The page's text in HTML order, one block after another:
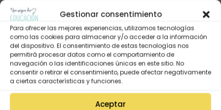
Gestionar consentimiento
Para ofrecer las mejores experiencias, utilizamos tecnologías
como las cookies para almacenar y/o acceder a la información
del dispositivo. El consentimiento de estas tecnologías nos
permitirá procesar datos como el comportamiento de
navegación o las identificaciones únicas en este sitio. No
consentir o retirar el consentimiento, puede afectar negativamente
a ciertas características y funciones.
Aceptar
eres tú»
1,20€